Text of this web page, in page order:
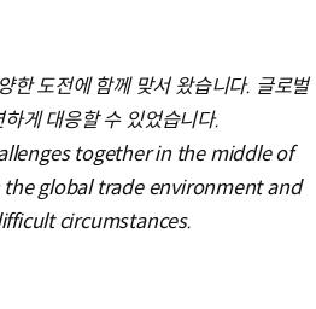
한 도전에 함께 맞서 왔습니다. 글로벌
게 대응할 수 있었습니다.
together in the middle of
global trade environment and
circumstances.